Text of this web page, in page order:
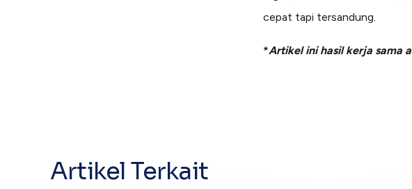
cepat tapi tersandung.
*Artikel ini hasil kerja sama
Artikel Terkait